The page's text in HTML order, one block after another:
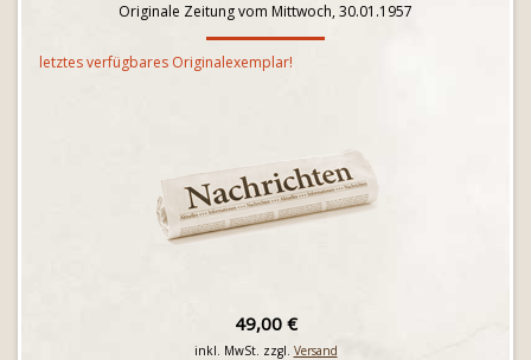
Originale Zeitung vom Mittwoch, 30.01.1957
letztes verfügbares Originalexemplar!
49,00 €
inkl. MwSt. zzgl. Versand